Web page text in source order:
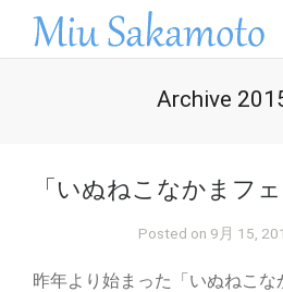
Archive
「いぬねこなかまフ
Posted on 9月 15,
昨年より始まった「いぬねこな